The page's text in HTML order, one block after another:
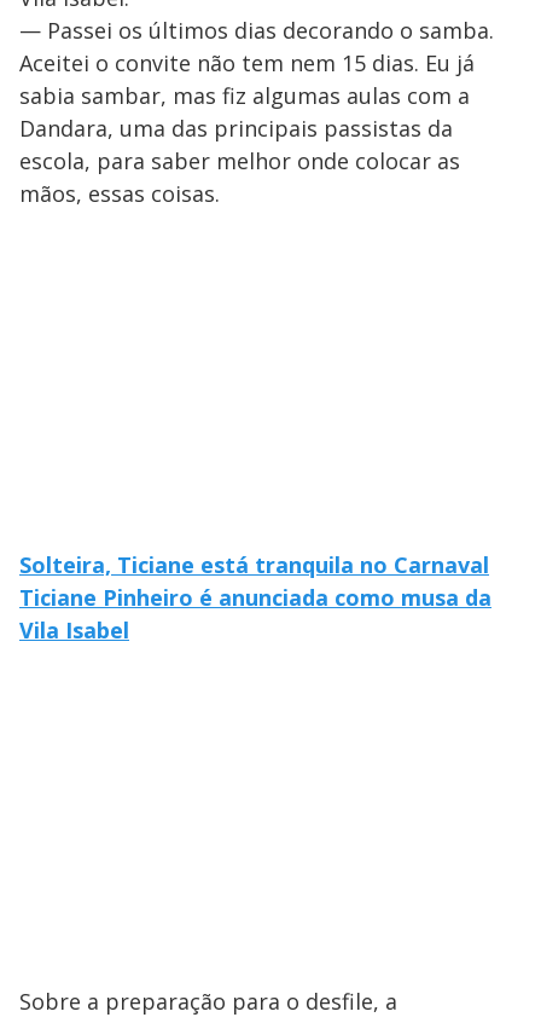
— Passei os últimos dias decorando o samba.
Aceitei o convite não tem nem 15 dias. Eu já
sabia sambar, mas fiz algumas aulas com a
Dandara, uma das principais passistas da
escola, para saber melhor onde colocar as
mãos, essas coisas.
Solteira, Ticiane está tranquila no Carnaval
Ticiane Pinheiro é anunciada como musa da
Vila Isabel
Sobre a preparação para o desfile, a